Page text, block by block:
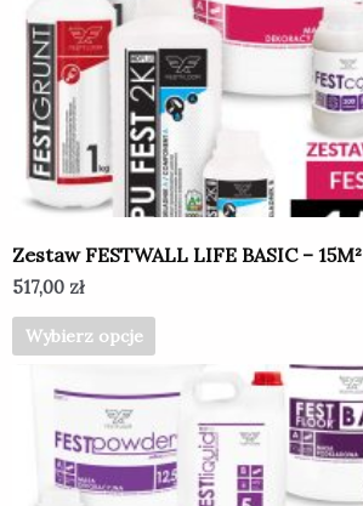
Zestaw FESTWALL LIFE BASIC – 15M²
517,00 zł
Wybierz opcje
wariantów.
Opcje
można
wybrać
na
stronie
wiele